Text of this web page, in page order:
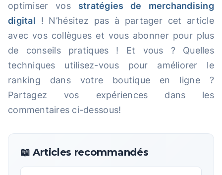
optimiser vos stratégies de merchandising
digital ! N’hésitez pas à partager cet article
avec vos collègues et vous abonner pour plus
de conseils pratiques ! Et vous ? Quelles
techniques utilisez-vous pour améliorer le
ranking dans votre boutique en ligne ?
Partagez vos expériences dans les
commentaires ci-dessous!
📖 Articles recommandés